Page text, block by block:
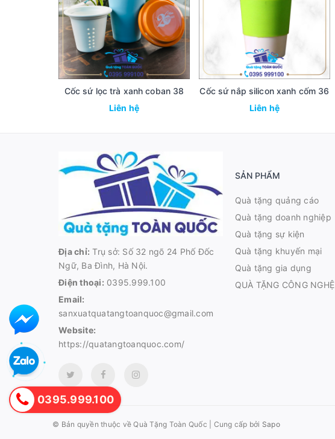
Cốc sứ lọc trà xanh coban 38
Liên hệ
Cốc sứ nắp silicon xanh cốm 36
Liên hệ
Địa chỉ: Trụ sở: Số 32 ngõ 24 Phố Đốc
Ngữ, Ba Đình, Hà Nội.
Điện thoại: 0395.999.100
Email:
sanxuatquatangtoanquoc@gmail.com
Website:
https://quatangtoanquoc.com/
SẢN PHẨM
Quà tặng quảng cáo
Quà tặng doanh nghiệp
Quà tặng sự kiện
Quà tặng khuyến mại
Quà tặng gia dụng
QUÀ TẶNG CÔNG NGHỆ
© Bản quyền thuộc vềQuà Tặng Toàn Quốc Cung cấp bởi Sapo
0395.999.100